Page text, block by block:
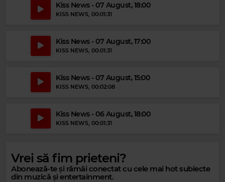
Magic Gold
KC & THE SUNSHINE BAND–KC & THE SUNSHINE BAND - THAT'S THE
Kiss News - 07 August, 18:00
KISS NEWS, 00:01:31
Kiss News - 07 August, 17:00
KISS NEWS, 00:01:31
Kiss News - 07 August, 15:00
KISS NEWS, 00:02:08
Kiss News - 06 August, 18:00
KISS NEWS, 00:01:31
Vrei să fim prieteni?
Abonează-te și rămâi conectat cu cele mai hot subiecte
din muzică și entertainment.